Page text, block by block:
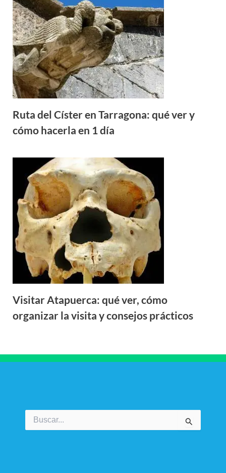
Ruta del Císter en Tarragona: qué ver y
cómo hacerla en 1 día
Visitar Atapuerca: qué ver, cómo
organizar la visita y consejos prácticos
por: